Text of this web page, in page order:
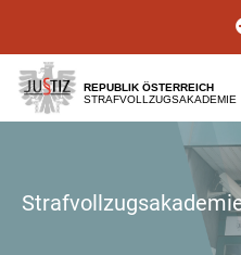
[1]
[2]
[3]
REPUBLIK ÖSTERREICH
STRAFVOLLZUGSAKADEMIE